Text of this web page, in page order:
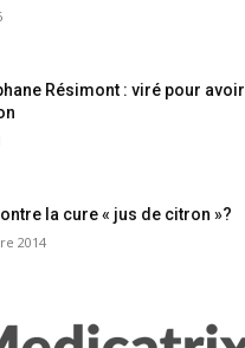
Résimont : viré pour
la cure « jus de citron »?
2014